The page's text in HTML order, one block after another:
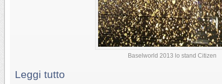
Baselworld 2013 lo stand Citizen
Leggi tutto